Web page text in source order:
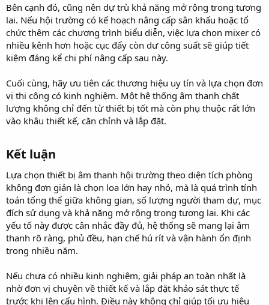
Bên cạnh đó, cũng nên dự trù khả năng mở rộng trong tương
lai. Nếu hội trường có kế hoạch nâng cấp sân khấu hoặc tổ
chức thêm các chương trình biểu diễn, việc lựa chọn mixer có
nhiều kênh hơn hoặc cục đẩy còn dư công suất sẽ giúp tiết
kiệm đáng kể chi phí nâng cấp sau này.
Cuối cùng, hãy ưu tiên các thương hiệu uy tín và lựa chọn đơn
vị thi công có kinh nghiệm. Một hệ thống âm thanh chất
lượng không chỉ đến từ thiết bị tốt mà còn phụ thuộc rất lớn
vào khâu thiết kế, căn chỉnh và lắp đặt.
Kết luận​
Lựa chọn thiết bị âm thanh hội trường theo diện tích phòng
không đơn giản là chọn loa lớn hay nhỏ, mà là quá trình tính
toán tổng thể giữa không gian, số lượng người tham dự, mục
đích sử dụng và khả năng mở rộng trong tương lai. Khi các
yếu tố này được cân nhắc đầy đủ, hệ thống sẽ mang lại âm
thanh rõ ràng, phủ đều, hạn chế hú rít và vận hành ổn định
trong nhiều năm.
Nếu chưa có nhiều kinh nghiệm, giải pháp an toàn nhất là
nhờ đơn vị chuyên về thiết kế và lắp đặt khảo sát thực tế
trước khi lên cấu hình. Điều này không chỉ giúp tối ưu hiệu